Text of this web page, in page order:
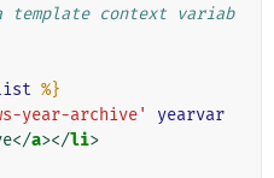
context variab
%}
year-archive'
yearvar
</a></li>